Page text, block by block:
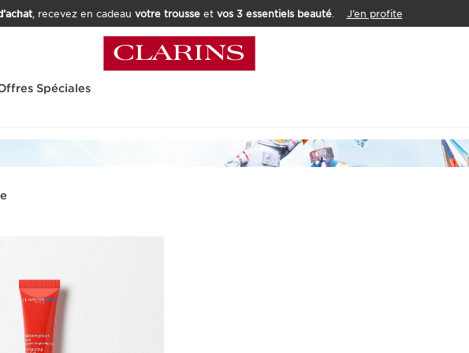
, recevez en cadeau votre trousseet vos 3 essentiels beauté. J’en profite
Spéciales